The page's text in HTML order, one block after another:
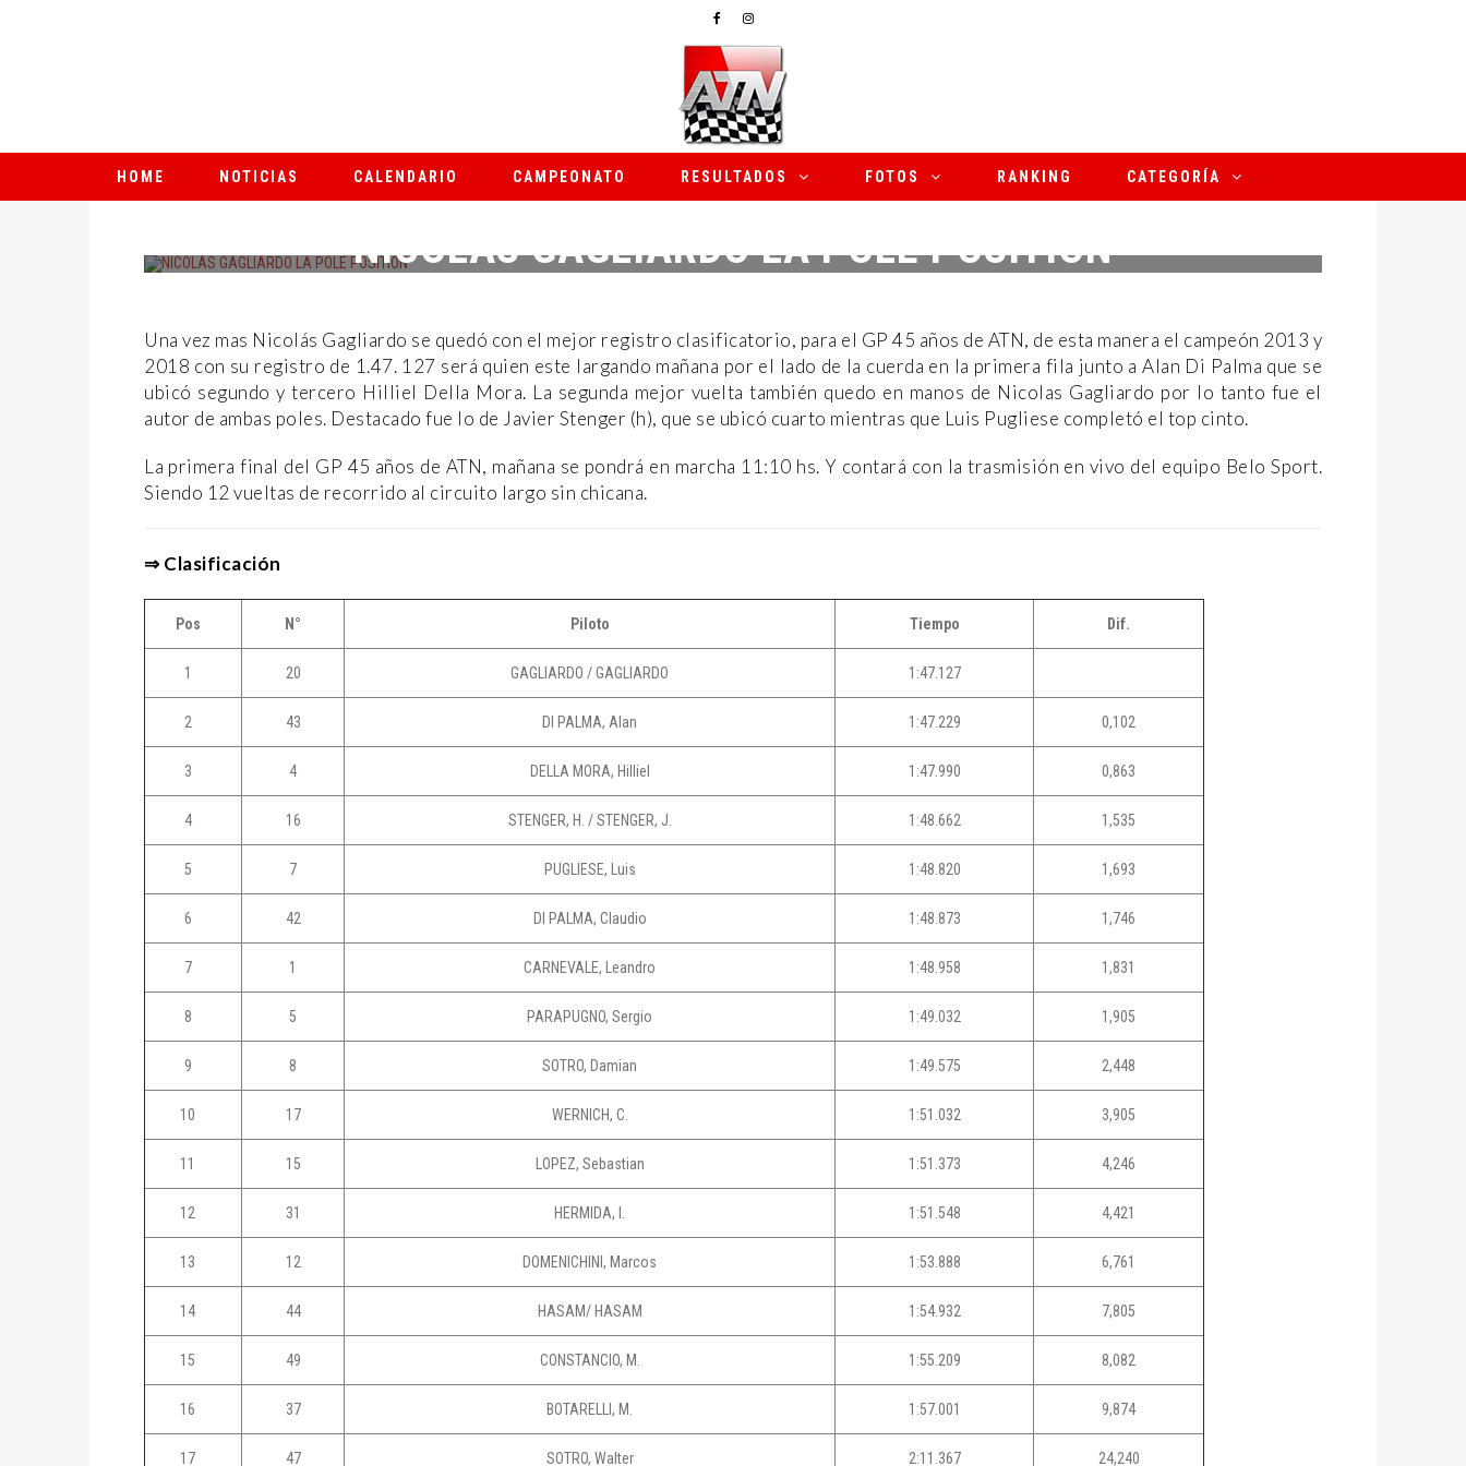
HOME NOTICIAS CALENDARIO CAMPEONATO RESULTADOS FOTOS RANKING CATEGORÍA
NICOLÁS GAGLIARDO LA POLE POSITION
Una vez mas Nicolás Gagliardo se quedó con el mejor registro clasificatorio, para el GP 45 años de ATN, de esta manera el campeón 2013 y
2018 con su registro de 1.47. 127 será quien este largando mañana por el lado de la cuerda en la primera fila junto a Alan Di Palma que se
ubicó segundo y tercero Hilliel Della Mora. La segunda mejor vuelta también quedo en manos de Nicolas Gagliardo por lo tanto fue el
autor de ambas poles. Destacado fue lo de Javier Stenger (h), que se ubicó cuarto mientras que Luis Pugliese completó el top cinto.
La primera final del GP 45 años de ATN, mañana se pondrá en marcha 11:10 hs. Y contará con la trasmisión en vivo del equipo Belo Sport.
Siendo 12 vueltas de recorrido al circuito largo sin chicana.
⇒ Clasificación
Pos N° Piloto Tiempo Dif.
1 20 GAGLIARDO / GAGLIARDO 1:47.127
2 43 DI PALMA, Alan 1:47.229 0,102
3 4 DELLA MORA, Hilliel 1:47.990 0,863
4 16 STENGER, H. / STENGER, J. 1:48.662 1,535
5 7 PUGLIESE, Luis 1:48.820 1,693
6 42 DI PALMA, Claudio 1:48.873 1,746
7 1 CARNEVALE, Leandro 1:48.958 1,831
8 5 PARAPUGNO, Sergio 1:49.032 1,905
9 8 SOTRO, Damian 1:49.575 2,448
10 17 WERNICH, C. 1:51.032 3,905
11 15 LOPEZ, Sebastian 1:51.373 4,246
12 31 HERMIDA, I. 1:51.548 4,421
13 12 DOMENICHINI, Marcos 1:53.888 6,761
14 44 HASAM/ HASAM 1:54.932 7,805
15 49 CONSTANCIO, M. 1:55.209 8,082
16 37 BOTARELLI, M. 1:57.001 9,874
17 47 SOTRO, Walter 2:11.367 24,240